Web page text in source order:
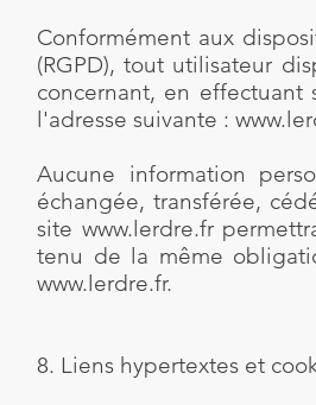
Conformément aux
(RGPD), tout utilisateur
concernant, en
l'adresse suivante :
Aucune information
échangée, transférée,
site www.lerdre.fr
tenu de la même
www.lerdre.fr.
8. Liens hypertextes et